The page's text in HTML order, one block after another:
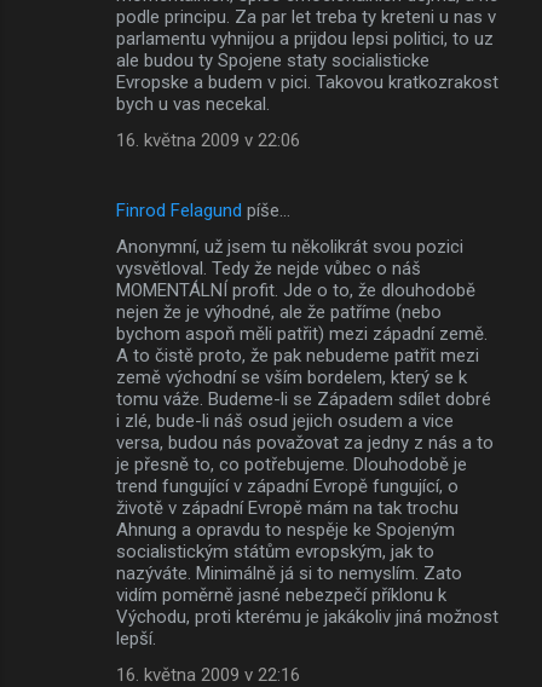
podle principu. Za par let treba ty kreteni u nas v
parlamentu vyhnijou a prijdou lepsi politici, to uz
ale budou ty Spojene staty socialisticke
Evropske a budem v pici. Takovou kratkozrakost
bych u vas necekal.
16. května 2009 v 22:06
Finrod Felagund píše…
Anonymní, už jsem tu několikrát svou pozici
vysvětloval. Tedy že nejde vůbec o náš
MOMENTÁLNÍ profit. Jde o to, že dlouhodobě
nejen že je výhodné, ale že patříme (nebo
bychom aspoň měli patřit) mezi západní země.
A to čistě proto, že pak nebudeme patřit mezi
země východní se vším bordelem, který se k
tomu váže. Budeme-li se Západem sdílet dobré
i zlé, bude-li náš osud jejich osudem a vice
versa, budou nás považovat za jedny z nás a to
je přesně to, co potřebujeme. Dlouhodobě je
trend fungující v západní Evropě fungující, o
životě v západní Evropě mám na tak trochu
Ahnung a opravdu to nespěje ke Spojeným
socialistickým státům evropským, jak to
nazýváte. Minimálně já si to nemyslím. Zato
vidím poměrně jasné nebezpečí příklonu k
Východu, proti kterému je jakákoliv jiná možnost
lepší.
16. května 2009 v 22:16